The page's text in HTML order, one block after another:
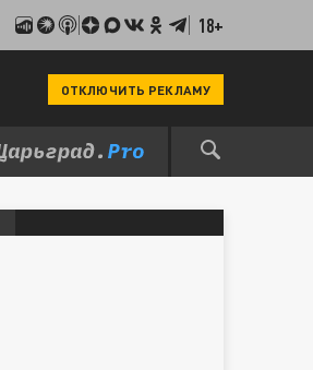
18+
ОТКЛЮЧИТЬ РЕКЛАМУ